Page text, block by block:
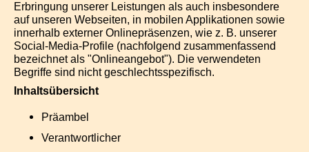
Erbringung unserer Leistungen als auch insbesondere
auf unseren Webseiten, in mobilen Applikationen sowie
innerhalb externer Onlinepräsenzen, wie z. B. unserer
Social-Media-Profile (nachfolgend zusammenfassend
bezeichnet als "Onlineangebot"). Die verwendeten
Begriffe sind nicht geschlechtsspezifisch.
Inhaltsübersicht
Präambel
Verantwortlicher